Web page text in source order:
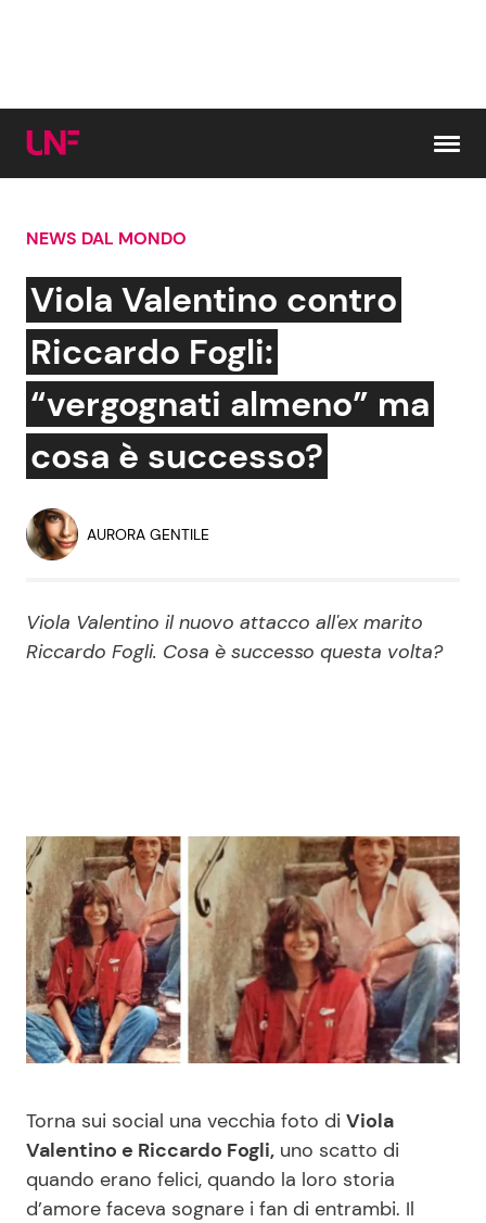
Cerca:
News e Cronaca
Attualità Italiana
Dal Mondo
Economia
Persone Scomparse
Politica
Gossip e TV
Bellezze VIP
Coppie VIP
Reality e Talent
News Musica
News Spettacolo
Benessere
Casa
Moda e Style
Mondo Mamma
Cucina e Ricette
Consigli di Cucina
Dolci
Le Ricette in TV
NEWS DAL MONDO
Viola Valentino contro
Riccardo Fogli:
“vergognati almeno” ma
cosa è successo?
AURORA GENTILE
Viola Valentino il nuovo attacco all'ex marito
Riccardo Fogli. Cosa è successo questa volta?
Torna sui social una vecchia foto di Viola
Valentino e Riccardo Fogli, uno scatto di
quando erano felici, quando la loro storia
d’amore faceva sognare i fan di entrambi. Il